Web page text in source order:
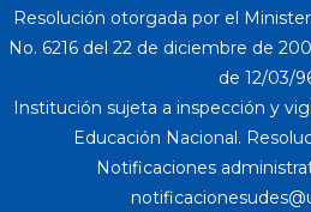
Resolución otorgada por el
No. 6216 del 22 de diciembre de
de 12/03/
Institución sujeta a inspección y
Educación Nacional.
Notificaciones